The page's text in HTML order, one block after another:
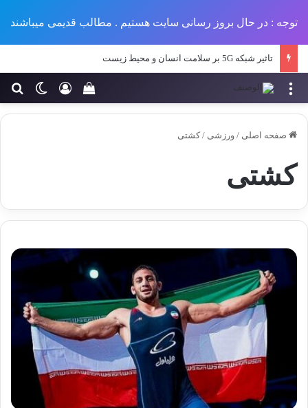
توجه : در حال بروز رسانی سایت هستیم . مطالب قدیمی میباشند
تاثیر شبکه 5G بر سلامت انسان و محیط زیست
تغییر ورود
سبد خرید خود را منو
صفحه اصلی / ورزشی / کشتی
کشتی